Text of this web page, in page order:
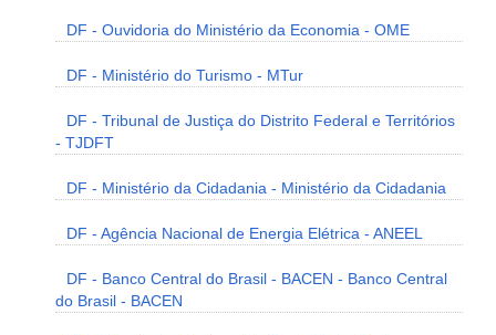
DF - Ouvidoria do Ministério da Economia - OME
DF - Ministério do Turismo - MTur
DF - Tribunal de Justiça do Distrito Federal e Territórios
- TJDFT
DF - Ministério da Cidadania - Ministério da Cidadania
DF - Agência Nacional de Energia Elétrica - ANEEL
DF - Banco Central do Brasil - BACEN - Banco Central
do Brasil - BACEN